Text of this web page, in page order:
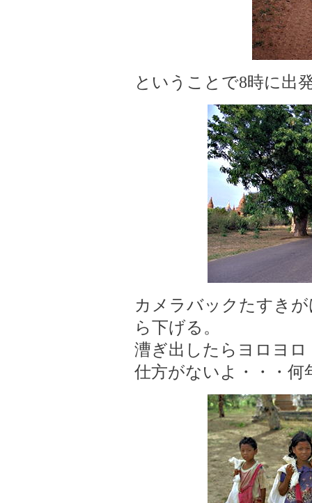
ということで8時に出
カメラバックたすき
ら下げる。
漕ぎ出したらヨロヨ
仕方がないよ・・・